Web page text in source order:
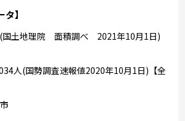
】
国土地理院 面積調べ 2021年10月1日)
人(国勢調査速報値2020年10月1日)【全